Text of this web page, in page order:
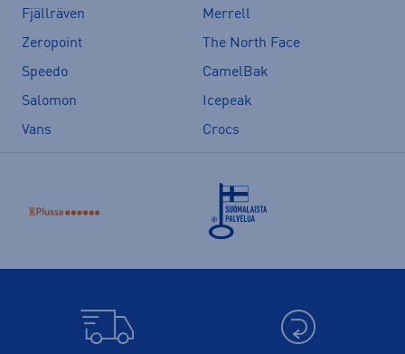
Fjällräven
Merrell
Zeropoint
The North Face
Speedo
CamelBak
Salomon
Icepeak
Vans
Crocs